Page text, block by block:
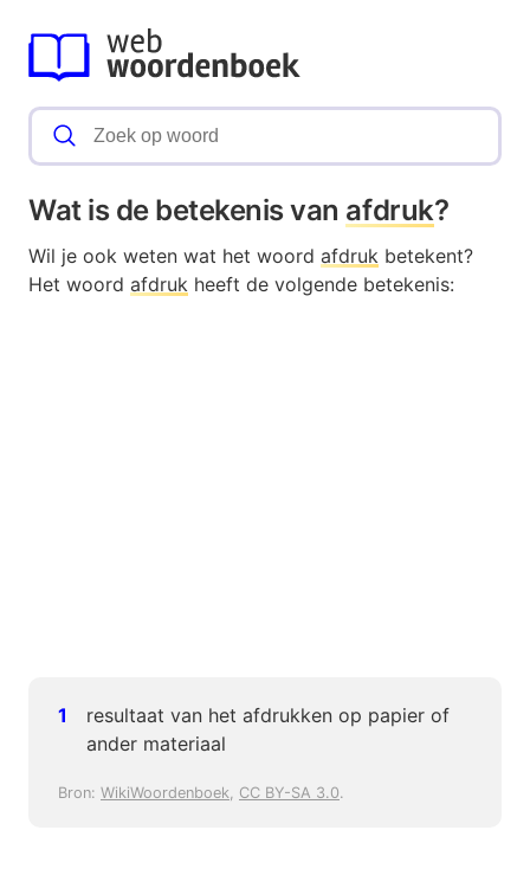
Wat is de betekenis van afdruk?
Wil je ook weten wat het woord afdruk betekent?
Het woord afdruk heeft de volgende betekenis:
resultaat van het afdrukken op papier of
ander materiaal
Bron: WikiWoordenboek, CC BY-SA 3.0.